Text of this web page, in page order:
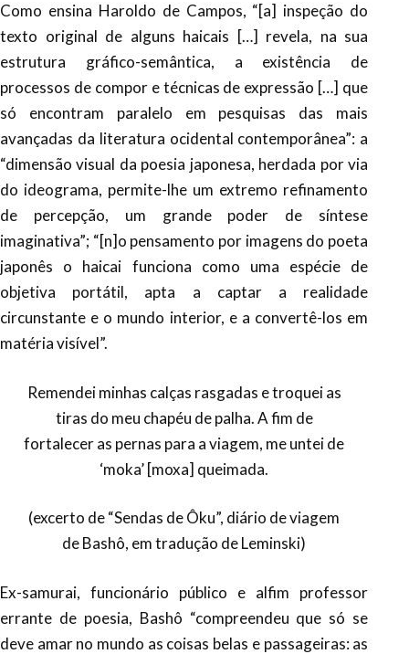
Como ensina Haroldo de Campos, “[a] inspeção do
texto original de alguns haicais […] revela, na sua
estrutura gráfico-semântica, a existência de
processos de compor e técnicas de expressão […] que
só encontram paralelo em pesquisas das mais
avançadas da literatura ocidental contemporânea”: a
“dimensão visual da poesia japonesa, herdada por via
do ideograma, permite-lhe um extremo refinamento
de percepção, um grande poder de síntese
imaginativa”; “[n]o pensamento por imagens do poeta
japonês o haicai funciona como uma espécie de
objetiva portátil, apta a captar a realidade
circunstante e o mundo interior, e a convertê-los em
matéria visível”.
Remendei minhas calças rasgadas e troquei as
tiras do meu chapéu de palha. A fim de
fortalecer as pernas para a viagem, me untei de
‘moka’ [moxa] queimada.
(excerto de “Sendas de Ôku”, diário de viagem
de Bashô, em tradução de Leminski)
Ex-samurai, funcionário público e alfim professor
errante de poesia, Bashô “compreendeu que só se
deve amar no mundo as coisas belas e passageiras: as